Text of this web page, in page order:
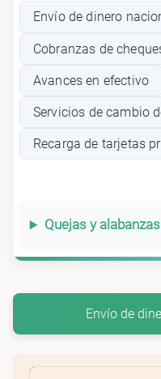
Envío de dinero
Cobranzas de
Avances en efectivo
Servicios de cambio
Recarga de tarjetas
Quejas y alabanzas
Envío de